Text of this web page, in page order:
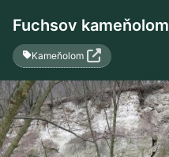
Fuchsov kameňolom
Kameňolom